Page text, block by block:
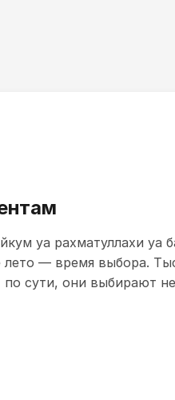
уа рахматуллахи уа
лето — время выбора.
по сути, они выбирают